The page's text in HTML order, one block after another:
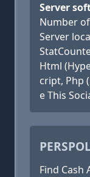
Server
Number
Server
Html
cript, Php
e This
Find Cash